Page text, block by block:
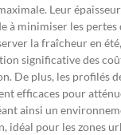
Leur
à minimiser les pertes
la fraîcheur en
significative des
De plus, les profilés
efficaces pour
ainsi un
idéal pour les zones